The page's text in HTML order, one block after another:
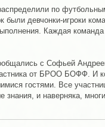
по
девчонки-игроки
Каждая
с Софьей
от БРОО БОФФ. И
гостями. Все
и наверняка,